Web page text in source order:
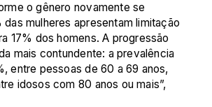
o gênero novamente se
das mulheres apresentam limitação
17% dos homens. A progressão
mais contundente: a prevalência
entre pessoas de 60 a 69 anos,
idosos com 80 anos ou mais”,